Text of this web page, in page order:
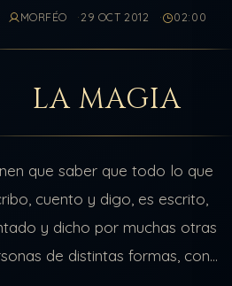
MORFÉO 29 OCT 2012 02:00
LA MAGIA
que saber que todo lo que
cuento y digo, es escrito,
y dicho por muchas otras
de distintas formas, con